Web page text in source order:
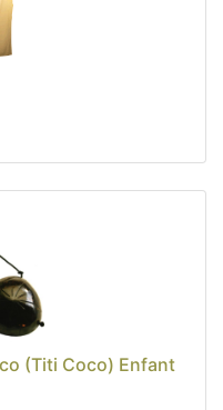
(Titi Coco) Enfant